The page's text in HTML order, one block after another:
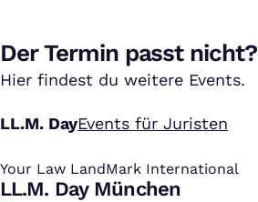
Der Termin passt nicht?
Hier findest du weitere Events.
LL.M. DayEvents für Juristen
Your Law LandMark International
:
LL.M. Day München